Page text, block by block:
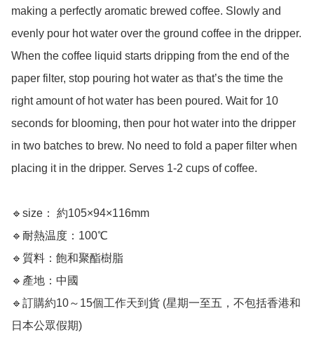
making a perfectly aromatic brewed coffee. Slowly and
evenly pour hot water over the ground coffee in the dripper.
When the coffee liquid starts dripping from the end of the
paper filter, stop pouring hot water as that’s the time the
right amount of hot water has been poured. Wait for 10
seconds for blooming, then pour hot water into the dripper
in two batches to brew. No need to fold a paper filter when
placing it in the dripper. Serves 1-2 cups of coffee.
🔹size： 約105×94×116mm
🔹耐熱温度：100℃
🔹質料：飽和聚酯樹脂
🔹產地：中國
🔹訂購約10～15個工作天到貨 (星期一至五，不包括香港和
日本公眾假期) ﻿